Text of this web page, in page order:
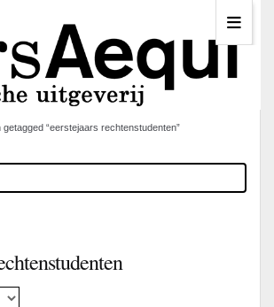
getagged “eerstejaars rechtenstudenten”